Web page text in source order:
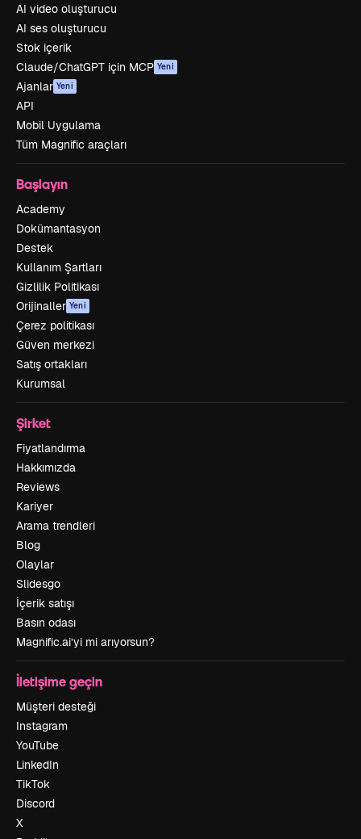
AI video oluşturucu
AI ses oluşturucu
Stok içerik
Claude/ChatGPT için MCP Yeni
Ajanlar Yeni
API
Mobil Uygulama
Tüm Magnific araçları
Başlayın
Academy
Dokümantasyon
Destek
Kullanım Şartları
Gizlilik Politikası
Orijinaller Yeni
Çerez politikası
Güven merkezi
Satış ortakları
Kurumsal
Şirket
Fiyatlandırma
Hakkımızda
Reviews
Kariyer
Arama trendleri
Blog
Olaylar
Slidesgo
İçerik satışı
Basın odası
Magnific.ai’yi mi arıyorsun?
İletişime geçin
Müşteri desteği
Instagram
YouTube
LinkedIn
TikTok
Discord
X